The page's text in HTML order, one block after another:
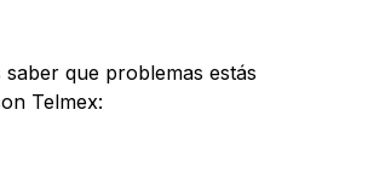
que problemas estás
Telmex: